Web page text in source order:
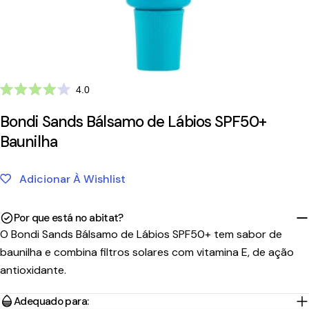
4.0
de
5
estrelas
4.0Clique
ir
Bondi Sands Bálsamo de Lábios SPF50+
Baunilha
Adicionar À Wishlist
Por que está no abitat?
O Bondi Sands Bálsamo de Lábios SPF50+ tem sabor de
baunilha e combina filtros solares com vitamina E, de ação
antioxidante.
Adequado para: